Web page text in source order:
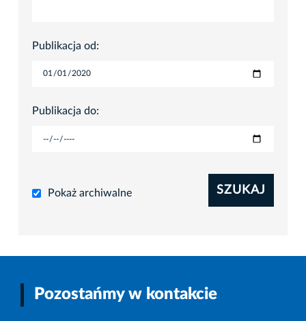
Publikacja od:
Publikacja do:
Pokaż archiwalne SZUKAJ
Pozostańmy w kontakcie